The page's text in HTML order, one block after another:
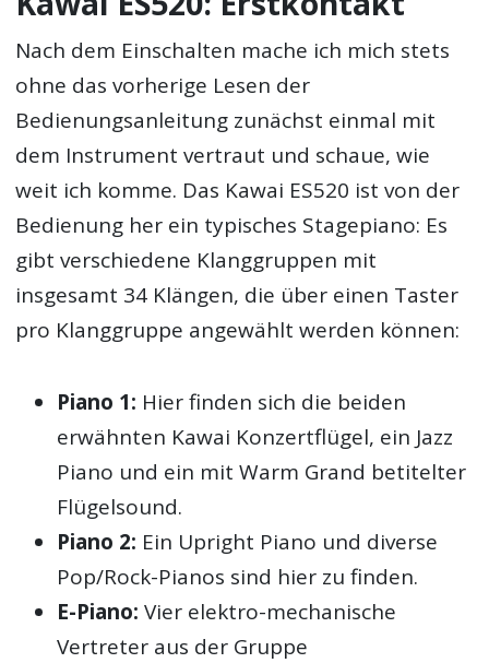
Nach dem Einschalten mache ich mich stets
ohne das vorherige Lesen der
Bedienungsanleitung zunächst einmal mit
dem Instrument vertraut und schaue, wie
weit ich komme. Das Kawai ES520 ist von der
Bedienung her ein typisches Stagepiano: Es
gibt verschiedene Klanggruppen mit
insgesamt 34 Klängen, die über einen Taster
pro Klanggruppe angewählt werden können:
Piano 1: Hier finden sich die beiden
erwähnten Kawai Konzertflügel, ein Jazz
Piano und ein mit Warm Grand betitelter
Flügelsound.
Piano 2: Ein Upright Piano und diverse
Pop/Rock-Pianos sind hier zu finden.
E-Piano: Vier elektro-mechanische
Vertreter aus der Gruppe